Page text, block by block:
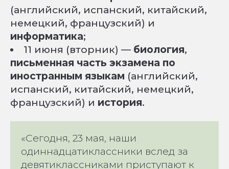
(английский, испанский, китайский,
немецкий, французский) и
информатика;
11 июня (вторник) — биология,
письменная часть экзамена по
иностранным языкам (английский,
испанский, китайский, немецкий,
французский) и история.
«Сегодня, 23 мая, наши
одиннадцатиклассники вслед за
девятиклассниками приступают к